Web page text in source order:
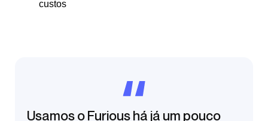
custos
Usamos o Furious há já um pouco